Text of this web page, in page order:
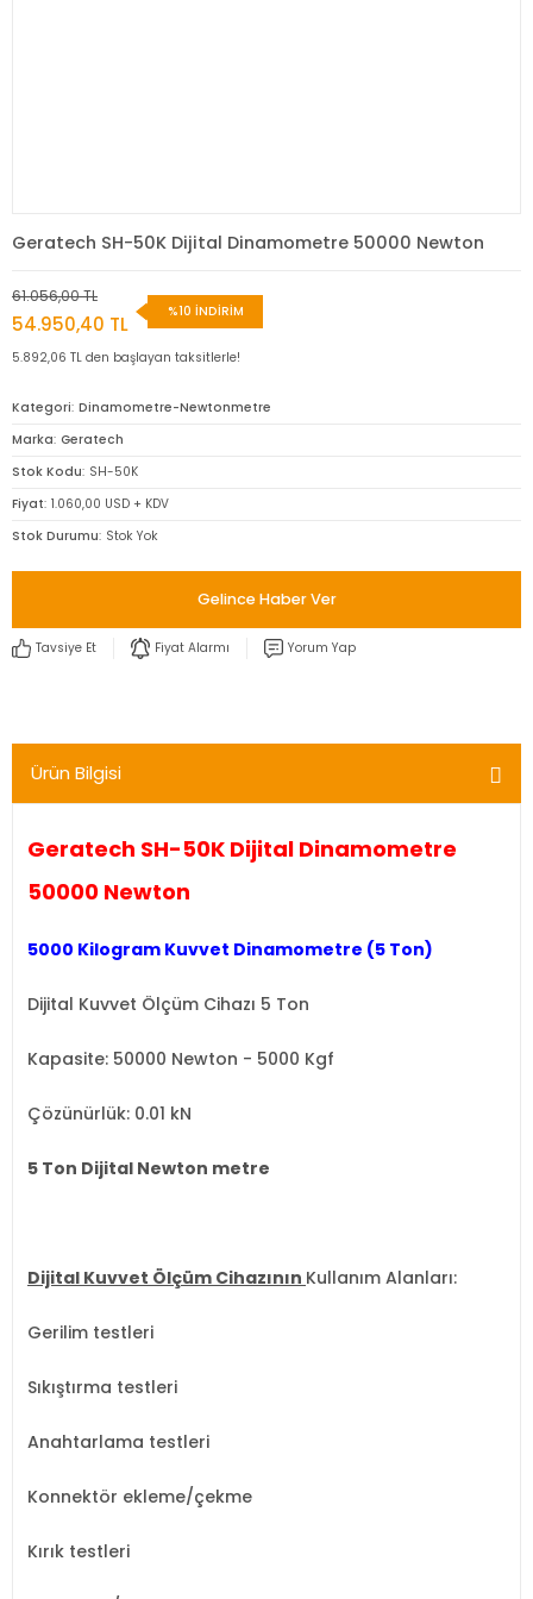
Geratech SH-50K Dijital Dinamometre 50000 Newton
61.056,00 TL
54.950,40 TL
%10 İNDİRİM
5.892,06 TL den başlayan taksitlerle!
Kategori Dinamometre-Newtonmetre
Marka Geratech
Stok Kodu SH-50K
Fiyat 1.060,00 USD + KDV
Stok Durumu Stok Yok
Gelince Haber Ver
Tavsiye Et Fiyat Alarmı Yorum Yap
Ürün Bilgisi
Geratech SH-50K Dijital Dinamometre
50000 Newton
5000 Kilogram Kuvvet Dinamometre (5 Ton)
Dijital Kuvvet Ölçüm Cihazı 5 Ton
Kapasite: 50000 Newton - 5000 Kgf
Çözünürlük: 0.01 kN
5 Ton Dijital Newton metre
Dijital Kuvvet Ölçüm Cihazının Kullanım Alanları:
Gerilim testleri
Sıkıştırma testleri
Anahtarlama testleri
Konnektör ekleme/çekme
Kırık testleri